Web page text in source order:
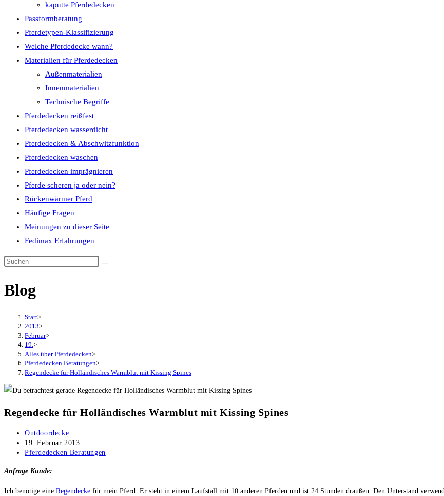
kaputte Pferdedecken
Passformberatung
Pferdetypen-Klassifizierung
Welche Pferdedecke wann?
Materialien für Pferdedecken
Außenmaterialien
Innenmaterialien
Technische Begriffe
Pferdedecken reißfest
Pferdedecken wasserdicht
Pferdedecken & Abschwitzfunktion
Pferdedecken waschen
Pferdedecken imprägnieren
Pferde scheren ja oder nein?
Rückenwärmer Pferd
Häufige Fragen
Meinungen zu dieser Seite
Fedimax Erfahrungen
Diese
durchsuchen
Blog
Start>
2013>
Februar>
19. >
Alles über Pferdedecken>
Pferdedecken Beratungen>
Regendecke für Holländisches Warmblut mit Kissing Spines
Regendecke für Holländisches Warmblut mit Kissing Spines
Beitrags-
Autor:
Outdoordecke
Beitrag
veröffentlicht:
19. Februar 2013
Beitrags-
Pferdedecken Beratungen
Anfrage Kunde:
Ich benötige eine Regendecke für mein Pferd. Er steht in einem Laufstall mit 10 anderen Pferden und ist 24 Stunden draußen. Den Unterstand